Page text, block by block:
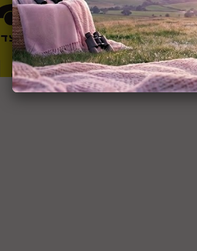
הוראות לשהייה ברכב
זמן רעידת אדמה
קרא עוד